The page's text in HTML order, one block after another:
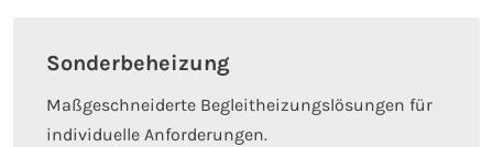
Sonderbeheizung
Maßgeschneiderte Begleitheizungslösungen für
individuelle Anforderungen.